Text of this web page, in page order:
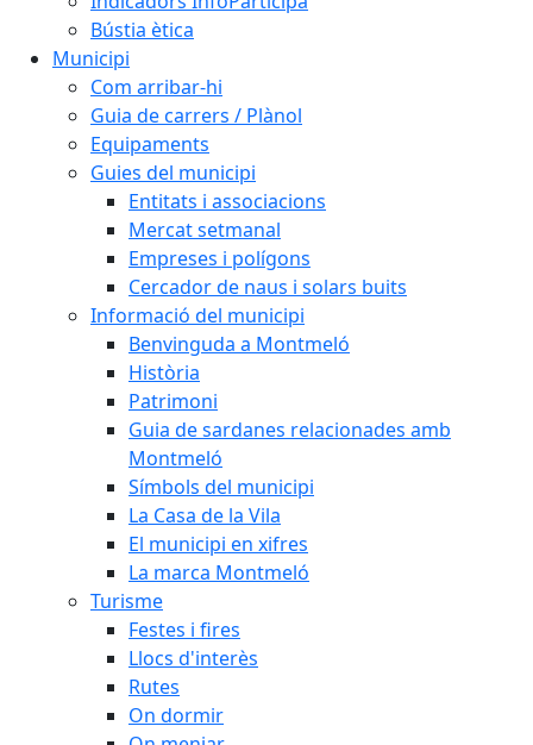
Bústia ètica
Municipi
Com arribar-hi
Guia de carrers / Plànol
Equipaments
Guies del municipi
Entitats i associacions
Mercat setmanal
Empreses i polígons
Cercador de naus i solars buits
Informació del municipi
Benvinguda a Montmeló
Història
Patrimoni
Guia de sardanes relacionades amb
Montmeló
Símbols del municipi
La Casa de la Vila
El municipi en xifres
La marca Montmeló
Turisme
Festes i fires
Llocs d'interès
Rutes
On dormir